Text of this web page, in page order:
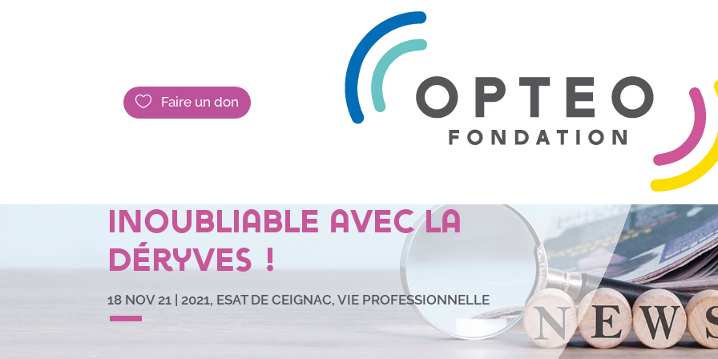
 Faire un don
Une journée pas comme
inoubliable avec La
Déryves !
18 NOV 21 | 2021, ESAT DE CEIGNAC,VIE PROFESSIONNELLE